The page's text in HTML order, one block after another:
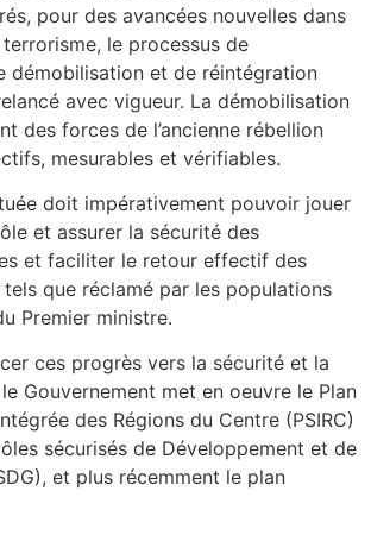
pour des avancées nouvelles dans
le processus de
démobilisation et de réintégration
avec vigueur. La démobilisation
des forces de l’ancienne rébellion
mesurables et vérifiables.
doit impérativement pouvoir jouer
et assurer la sécurité des
et faciliter le retour effectif des
que réclamé par les populations
Premier ministre.
ces progrès vers la sécurité et la
Gouvernement met en oeuvre le Plan
des Régions du Centre (PSIRC)
sécurisés de Développement et de
et plus récemment le plan